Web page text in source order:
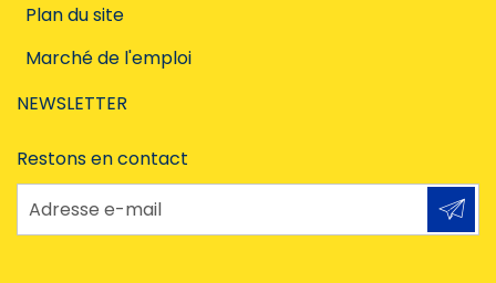
Plan du site
Marché de l'emploi
NEWSLETTER
Restons en contact
Adresse e-mail